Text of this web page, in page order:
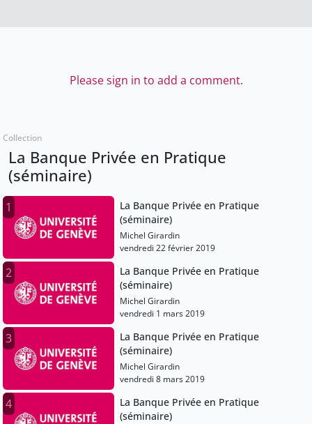
Please sign in to add a comment.
Collection
La Banque Privée en Pratique
(séminaire)
1
La Banque Privée en Pratique
(séminaire)
Michel Girardin
vendredi 22 février 2019
2
La Banque Privée en Pratique
(séminaire)
Michel Girardin
vendredi 1 mars 2019
3
La Banque Privée en Pratique
(séminaire)
Michel Girardin
vendredi 8 mars 2019
4
La Banque Privée en Pratique
(séminaire)